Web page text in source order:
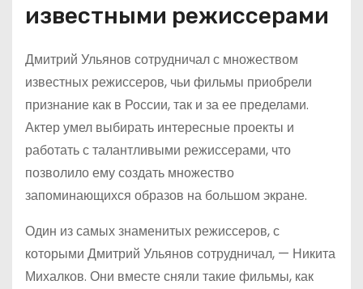
известными режиссерами
Дмитрий Ульянов сотрудничал с множеством
известных режиссеров, чьи фильмы приобрели
признание как в России, так и за ее пределами.
Актер умел выбирать интересные проекты и
работать с талантливыми режиссерами, что
позволило ему создать множество
запоминающихся образов на большом экране.
Один из самых знаменитых режиссеров, с
которыми Дмитрий Ульянов сотрудничал, — Никита
Михалков. Они вместе сняли такие фильмы, как